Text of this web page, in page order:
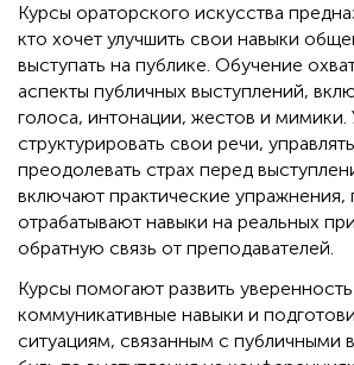
Курсы ораторского искусства
кто хочет улучшить свои навыки
выступать на публике. Обучение
аспекты публичных выступлений,
голоса, интонации, жестов и мимики.
структурировать свои речи,
преодолевать страх перед
включают практические упражнения,
отрабатывают навыки на реальных
обратную связь от преподавателей.
Курсы помогают развить
коммуникативные навыки и
ситуациям, связанным с публичными